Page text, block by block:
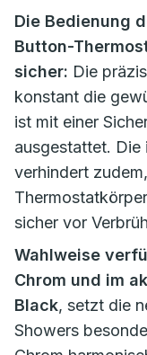
Die Bedienung
Button-
sicher: Die
konstant die
ist mit einer
ausgestattet.
verhindert
sicher vor
Wahlweise
Chrom und im
Black, setzt die
Showers